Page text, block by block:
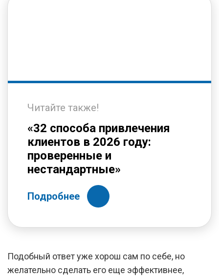
Читайте также!
«32 способа привлечения
клиентов в 2026 году:
проверенные и
нестандартные»
Подробнее
Подобный ответ уже хорош сам по себе, но
желательно сделать его еще эффективнее,